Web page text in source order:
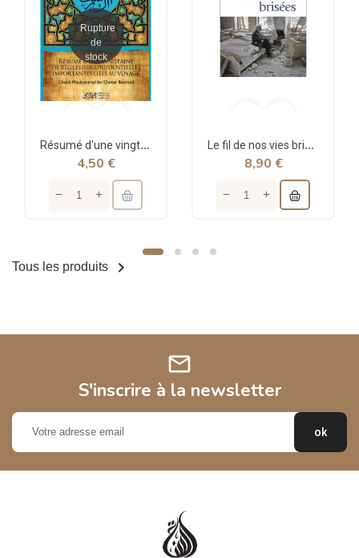
Rupture
de
stock
Résumé d'une vingtaine de règles jurisprudentielles liées au voyage - Bazmoul - Héritage...
4,50 €
Le fil de nos vies brisées - poche - Cécile Hennion - Points
8,90 €
Tous les produits 
mail
S'inscrire à la newsletter